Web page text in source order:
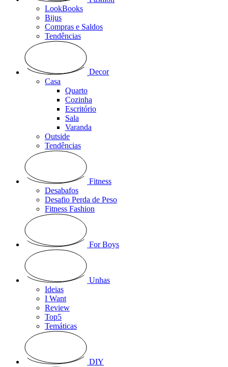
LookBooks
Bijus
Compras e Saldos
Tendências
Decor
Casa
Quarto
Cozinha
Escritório
Sala
Varanda
Outside
Tendências
Fitness
Desabafos
Desafio Perda de Peso
Fitness Fashion
For Boys
Unhas
Ideias
I Want
Review
Top5
Temáticas
DIY